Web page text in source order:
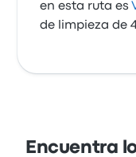
en esta ruta es
de limpieza de
Encuentra